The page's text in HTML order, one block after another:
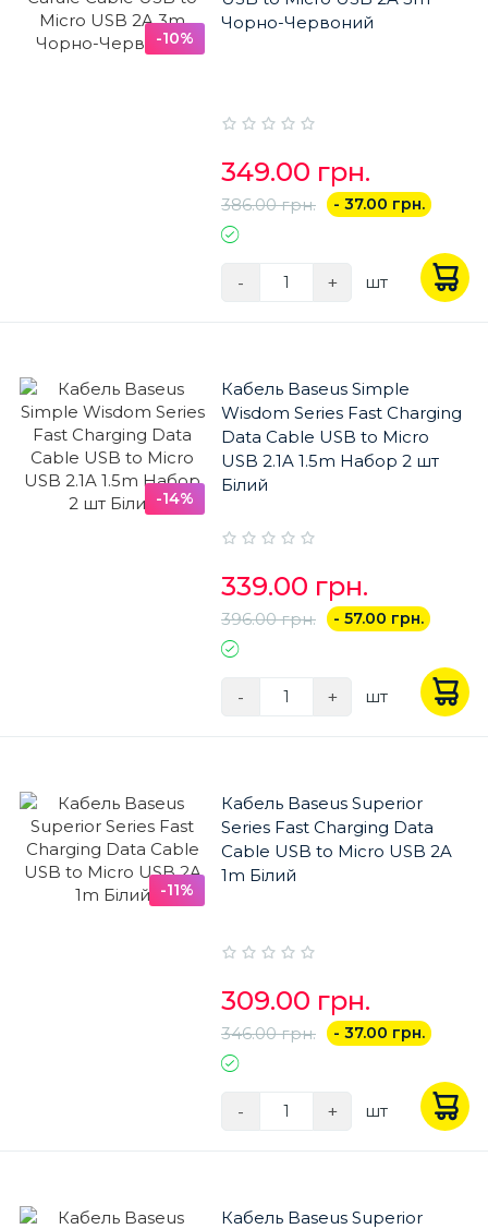
-10%
Чорно-Червоний
349.00 грн.
386.00 грн. - 37.00 грн.
- + шт
-14%
Кабель Baseus Simple
Wisdom Series Fast Charging
Data Cable USB to Micro
USB 2.1A 1.5m Набор 2 шт
Білий
339.00 грн.
396.00 грн. - 57.00 грн.
- + шт
-11%
Кабель Baseus Superior
Series Fast Charging Data
Cable USB to Micro USB 2A
1m Білий
309.00 грн.
346.00 грн. - 37.00 грн.
- + шт
Кабель Baseus Superior